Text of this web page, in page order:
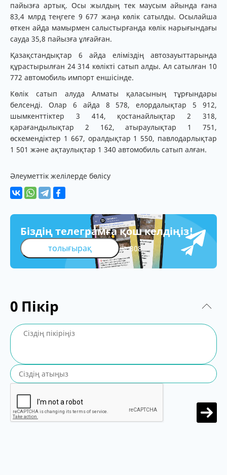
пайызға артық. Осы жылдың тек маусым айында ғана
83,4 млрд теңгеге 9 677 жаңа көлік сатылды. Осылайша
өткен айда мамырмен салыстырғанда көлік нарығындағы
сауда 35,8 пайызға ұлғайған.
Қазақстандықтар 6 айда еліміздің автозауыттарында
құрастырылған 24 314 көлікті сатып алды. Ал сатылған 10
772 автомобиль импорт еншісінде.
Көлік сатып алуда Алматы қаласының тұрғындары
белсенді. Олар 6 айда 8 578, елордалықтар 5 912,
шымкенттіктер 3 414, қостанайлықтар 2 318,
қарағандылықтар 2 162, атыраулықтар 1 751,
өскемендіктер 1 667, оралдықтар 1 550, павлодарлықтар
1 501 және ақтаулықтар 1 340 автомобиль сатып алған.
Әлеуметтік желілерде бөлісу
Біздің телеграмға қош келдіңіз!
толығырақ 308
0 Пікір